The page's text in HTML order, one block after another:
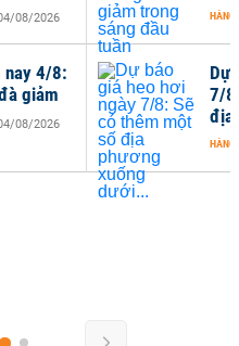
Dự
7/
địa
HÀNG
08/2026
nay 4/8:
giảm
08/2026
HÀNG